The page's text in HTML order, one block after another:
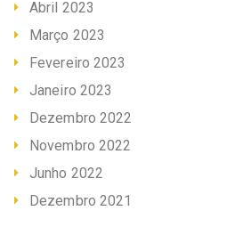
Abril 2023
Março 2023
Fevereiro 2023
Janeiro 2023
Dezembro 2022
Novembro 2022
Junho 2022
Dezembro 2021